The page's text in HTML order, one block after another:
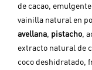
de cacao,
vainilla natural en
avellana, pistacho,
extracto natural de
coco deshidratado,